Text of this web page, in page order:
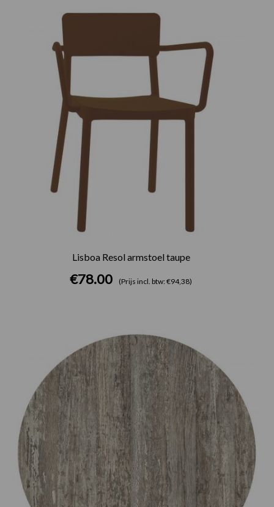
Lisboa Resol armstoel taupe
€78.00 (Prijs incl. btw: €94,38)
€75.00
tot
€165.00